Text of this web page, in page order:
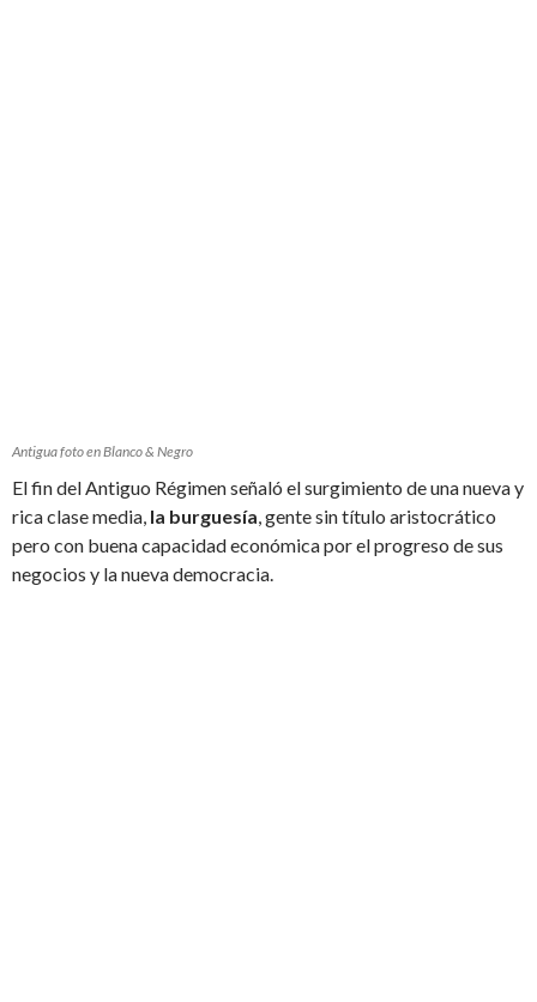
Antigua foto en Blanco & Negro
El fin del Antiguo Régimen señaló el surgimiento de una nueva y
rica clase media, la burguesía, gente sin título aristocrático
pero con buena capacidad económica por el progreso de sus
negocios y la nueva democracia.